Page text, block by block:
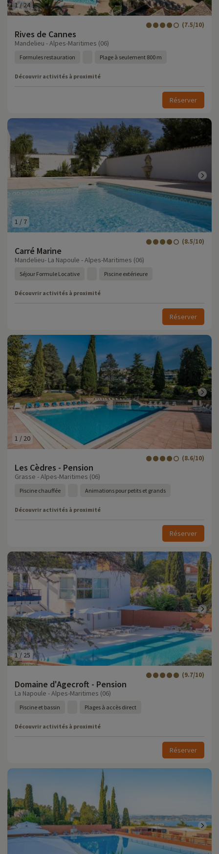
1/24
Rives de Cannes
(7.5/10)
Mandelieu - Alpes-Maritimes (06)
Formules restauration Plage à seulement 800 m
Découvrir activités à proximité
Réserver
1 / 7
Carré Marine
(8.5/10)
Mandelieu- La Napoule - Alpes-Maritimes (06)
Séjour Formule Locative Piscine extérieure
Découvrir activités à proximité
Réserver
1 / 20
Les Cèdres - Pension
(8.6/10)
Grasse - Alpes-Maritimes (06)
Piscine chauffée Animations pour petits et grands
Découvrir activités à proximité
Réserver
1/ 25
Domaine d'Agecroft - Pension
(9.7/10)
La Napoule - Alpes-Maritimes (06)
Piscine et bassin Plages à accès direct
Découvrir activités à proximité
Réserver